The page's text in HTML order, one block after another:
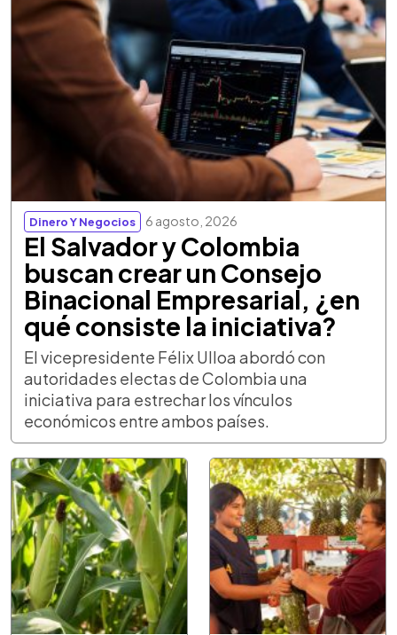
Dinero Y Negocios 6 agosto, 2026
El Salvador y Colombia
buscan crear un Consejo
Binacional Empresarial, ¿en
qué consiste la iniciativa?
El vicepresidente Félix Ulloa abordó con
autoridades electas de Colombia una
iniciativa para estrechar los vínculos
económicos entre ambos países.